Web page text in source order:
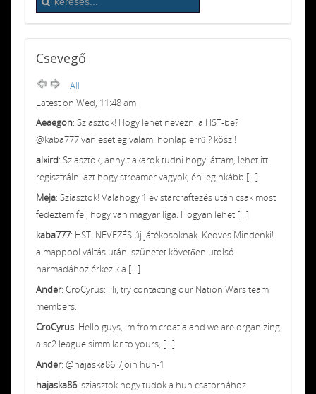
Csevegő
All
Latest on Wed, 11:48 am
Aeaegon: Sziasztok! Hogy lehet nevezni a HST-be?
@kaba777 van esetleg valami honlap erről? köszi!
alxird: Sziasztok, annyit akarok tudni hogy láttam, lehet itt
regisztrálni azt hogy streamer vagyok, én leginkább [...]
Meja: Sziasztok! Valahogy 1 év starcraftezés után csak most
fedeztem fel, hogy van magyar liga. Hogyan lehet [...]
kaba777: HST: NEVEZÉS új játékosoknak. Kedves Mindenki!
a mappool váltás utáni szünetet követően utolsó
harmadához érkezik a [...]
Ander: CroCyrus: Hi, try contacting our Nation Wars team
members.
CroCyrus: Hello guys, im from croatia and we are organizing
a sc2 league simmilar to yours, [...]
Ander: @hajaska86: /join hun-1
hajaska86: sziasztok hogy tudok a hun csatornához